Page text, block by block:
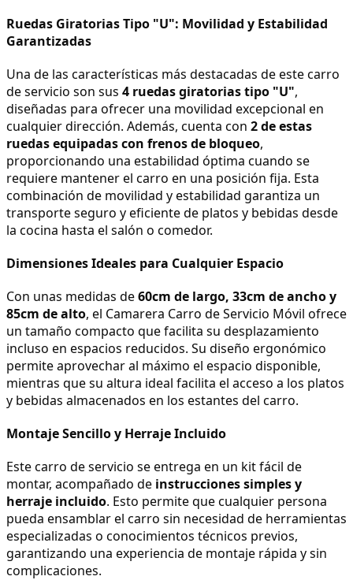
Ruedas Giratorias Tipo "U": Movilidad y Estabilidad
Garantizadas
Una de las características más destacadas de este carro
de servicio son sus 4 ruedas giratorias tipo "U",
diseñadas para ofrecer una movilidad excepcional en
cualquier dirección. Además, cuenta con 2 de estas
ruedas equipadas con frenos de bloqueo,
proporcionando una estabilidad óptima cuando se
requiere mantener el carro en una posición fija. Esta
combinación de movilidad y estabilidad garantiza un
transporte seguro y eficiente de platos y bebidas desde
la cocina hasta el salón o comedor.
Dimensiones Ideales para Cualquier Espacio
Con unas medidas de 60cm de largo, 33cm de ancho y
85cm de alto, el Camarera Carro de Servicio Móvil ofrece
un tamaño compacto que facilita su desplazamiento
incluso en espacios reducidos. Su diseño ergonómico
permite aprovechar al máximo el espacio disponible,
mientras que su altura ideal facilita el acceso a los platos
y bebidas almacenados en los estantes del carro.
Montaje Sencillo y Herraje Incluido
Este carro de servicio se entrega en un kit fácil de
montar, acompañado de instrucciones simples y
herraje incluido. Esto permite que cualquier persona
pueda ensamblar el carro sin necesidad de herramientas
especializadas o conocimientos técnicos previos,
garantizando una experiencia de montaje rápida y sin
complicaciones.